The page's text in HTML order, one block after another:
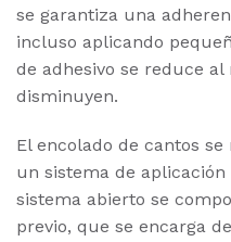
se garantiza una
incluso aplicando
de adhesivo se reduce
disminuyen.
El encolado de cantos
un sistema de
sistema abierto se
previo, que se encarga